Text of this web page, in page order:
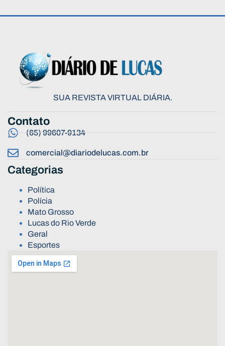
SUA REVISTA VIRTUAL DIÁRIA.
Contato
(65) 99607-9134
comercial@diariodelucas.com.br
Categorias
Política
Polícia
Mato Grosso
Lucas do Rio Verde
Geral
Esportes